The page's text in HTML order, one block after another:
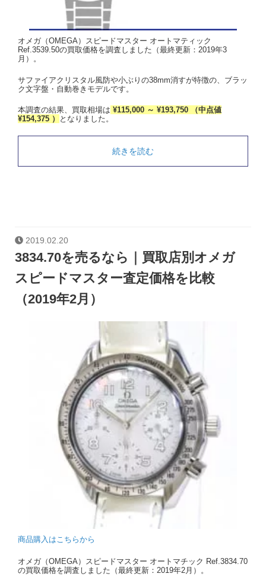
オメガ（OMEGA）スピードマスター オートマティック
Ref.3539.50の買取価格を調査しました（最終更新：2019年3
月）。
サファイアクリスタル風防や小ぶりの38mm消すが特徴の、ブラッ
ク文字盤・自動巻きモデルです。
本調査の結果、買取相場は ¥115,000 ～ ¥193,750 （中点値
¥154,375 ）
となりました。
続きを読む
2019.02.20
3834.70を売るなら｜買取店別オメガ
スピードマスター査定価格を比較
（2019年2月）
商品購入はこちらから
オメガ（OMEGA）スピードマスター オートマチック Ref.3834.70
の買取価格を調査しました（最終更新：2019年2月）。